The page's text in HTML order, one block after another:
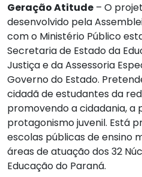
Geração Atitude – O
desenvolvido pela
com o Ministério Público
Secretaria de Estado da
Justiça e da Assessoria
Governo do Estado.
cidadã de estudantes da
promovendo a cidadania,
protagonismo juvenil. Está
escolas públicas de ensino
áreas de atuação dos 32
Educação do Paraná.